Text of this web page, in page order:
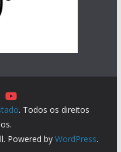
. Todos os direitos
Powered byWordPress.